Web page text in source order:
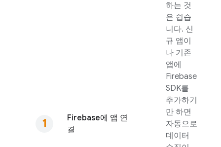
Firebase에 앱 연
결
하는 것
은 쉽습
니다. 신
규 앱이
나 기존
앱에
Firebase
SDK를
추가하기
만 하면
자동으로
데이터